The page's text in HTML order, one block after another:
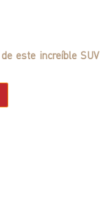
este increíble